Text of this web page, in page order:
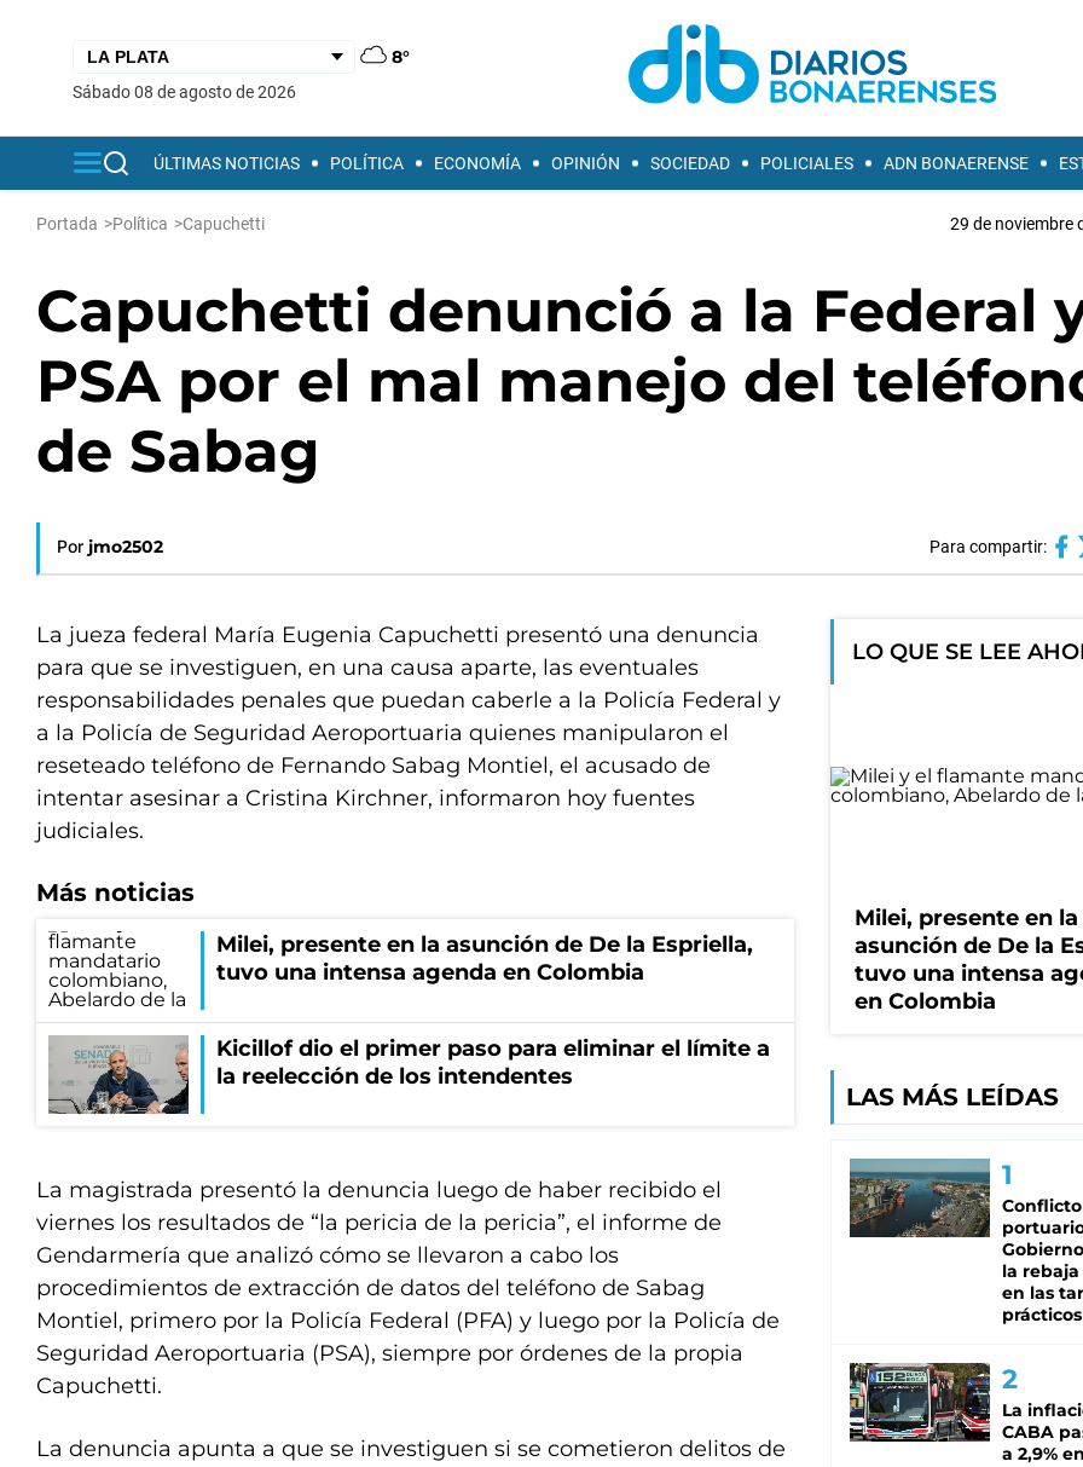
8°
sábado 08 de agosto de 2026
ÚLTIMAS NOTICIAS POLÍTICA ECONOMÍA OPINIÓN SOCIEDAD POLICIALES ADN BONAERENSE
Portada >Política >Capuchetti 29 de noviembre
Capuchetti denunció a la Federal
PSA por el mal manejo del
de Sabag
Por jmo2502 Para compartir:
La jueza federal María Eugenia Capuchetti presentó una denuncia
para que se investiguen, en una causa aparte, las eventuales
responsabilidades penales que puedan caberle a la Policía Federal y
a la Policía de Seguridad Aeroportuaria quienes manipularon el
reseteado teléfono de Fernando Sabag Montiel, el acusado de
intentar asesinar a Cristina Kirchner, informaron hoy fuentes
judiciales.
Más noticias
Milei, presente en la asunción de De la Espriella,
tuvo una intensa agenda en Colombia
Kicillof dio el primer paso para eliminar el límite a
la reelección de los intendentes
La magistrada presentó la denuncia luego de haber recibido el
viernes los resultados de “la pericia de la pericia”, el informe de
Gendarmería que analizó cómo se llevaron a cabo los
procedimientos de extracción de datos del teléfono de Sabag
Montiel, primero por la Policía Federal (PFA) y luego por la Policía de
Seguridad Aeroportuaria (PSA), siempre por órdenes de la propia
Capuchetti.
La denuncia apunta a que se investiguen si se cometieron delitos de
LO QUE SE LEE
Milei, presente en la
asunción de De la
tuvo una intensa
en Colombia
LAS MÁS LEÍDAS
Conflicto
la rebaja
en las
prácticos
La
CABA
a 2,9%